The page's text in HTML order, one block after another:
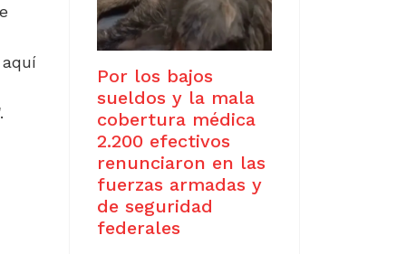
LA GENTE: " SE SUPONE QUE IBAN A CONGELAR LOS
Por los bajos
sueldos y la mala
cobertura médica
2.200 efectivos
renunciaron en las
fuerzas armadas y
de seguridad
federales